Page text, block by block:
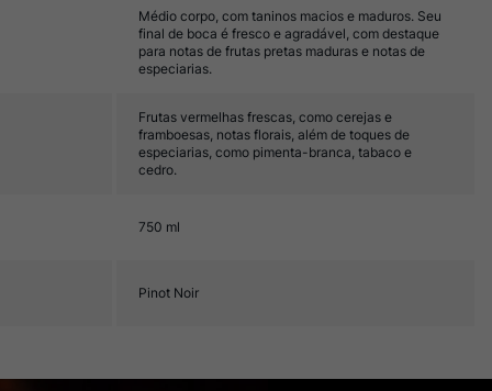
Médio corpo, com taninos macios e maduros. Seu
final de boca é fresco e agradável, com destaque
para notas de frutas pretas maduras e notas de
especiarias.
Frutas vermelhas frescas, como cerejas e
framboesas, notas florais, além de toques de
especiarias, como pimenta-branca, tabaco e
cedro.
750 ml
Pinot Noir